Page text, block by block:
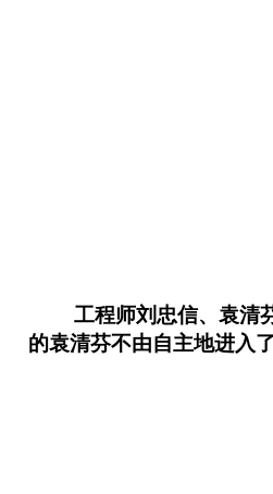
工程师刘忠信、袁清芬
的袁清芬不由自主地进入